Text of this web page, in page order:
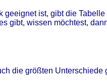
geeignet ist, gibt die Tabelle
gibt, wissen möchtest,
die größten